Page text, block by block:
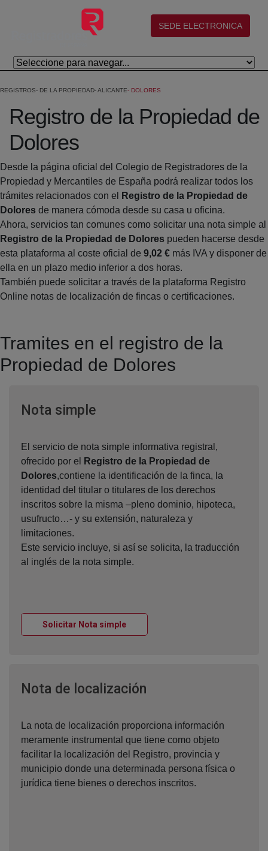
Saltar al contenido principal
(abre en nueva ventana)
SEDE ELECTRONICA
REGISTROS DE LA PROPIEDAD ALICANTE DOLORES
Registro de la Propiedad de
Dolores
Desde la página oficial del Colegio de Registradores de la
Propiedad y Mercantiles de España podrá realizar todos los
trámites relacionados con el
Registro de la Propiedad de
Dolores de manera cómoda desde su casa u oficina.
Ahora, servicios tan comunes como solicitar una nota simple al
Registro de la Propiedad de Dolores pueden hacerse desde
esta plataforma al coste oficial de 9,02 € más IVA y disponer de
ella en un plazo medio inferior a dos horas.
También puede solicitar a través de la plataforma Registro
Online notas de localización de fincas o certificaciones.
Tramites en el registro de la
Propiedad de Dolores
Nota simpleVentana nueva
El servicio de nota simple informativa registral,
ofrecido por el
Registro de la Propiedad de
Dolores,contiene la identificación de la finca, la
identidad del titular o titulares de los derechos
inscritos sobre la misma –pleno dominio, hipoteca,
usufructo…- y su extensión, naturaleza y
limitaciones.
Este servicio incluye, si así se solicita, la traducción
al inglés de la nota simple.
Solicitar Nota simpleVentana nueva
Nota de localización
La nota de localización proporciona información
meramente instrumental que tiene como objeto
facilitar la localización del Registro, provincia y
municipio donde una determinada persona física o
jurídica tiene bienes o derechos inscritos.